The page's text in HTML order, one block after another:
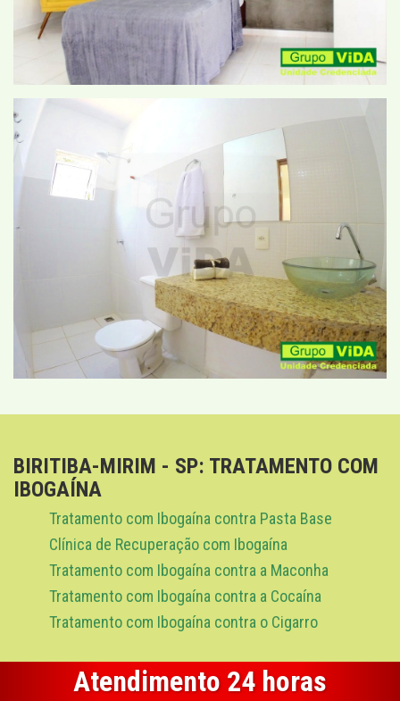
BIRITIBA-MIRIM - SP: TRATAMENTO COM
IBOGAÍNA
Tratamento com Ibogaína contra Pasta Base
Clínica de Recuperação com Ibogaína
Tratamento com Ibogaína contra a Maconha
Tratamento com Ibogaína contra a Cocaína
Tratamento com Ibogaína contra o Cigarro
Atendimento 24 horas